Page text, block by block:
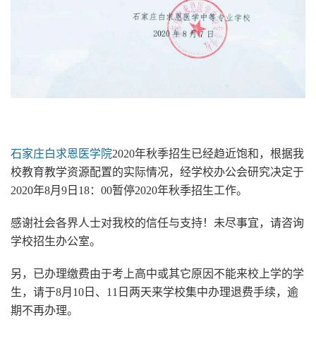
石家庄白求恩医学院2020年秋季招生已经趋近饱和，根据我
校教育教学资源配置的实际情况，经学校办公会研究决定于
2020年8月9日18：00暂停2020年秋季招生工作。
感谢社会各界人士对我校的信任与支持！未尽事宜，请咨询
学校招生办公室。
另，已办理缴费由于考上高中或其它原因不能来校上学的学
生，请于8月10日、11日两天来学校集中办理退费手续，逾
期不再办理。